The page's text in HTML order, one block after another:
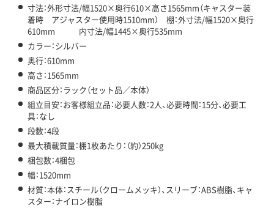
寸法：外形寸法/幅1520×奥行610×高さ1565mm（キャスター装
着時 アジャスター使用時1510mm） 棚：外寸法/幅1520×奥行
610mm 内寸法/幅1445×奥行535mm
カラー：シルバー
奥行：610mm
高さ：1565mm
商品区分：ラック（セット品／本体）
組立目安：お客様組立品：必要人数：2人、必要時間：15分、必要工
具：なし
段数：4段
最大積載質量：棚1枚あたり：（約）250kg
梱包数：4梱包
幅：1520mm
材質：本体：スチール（クロームメッキ）、スリーブ：ABS樹脂、キャ
スター：ナイロン樹脂